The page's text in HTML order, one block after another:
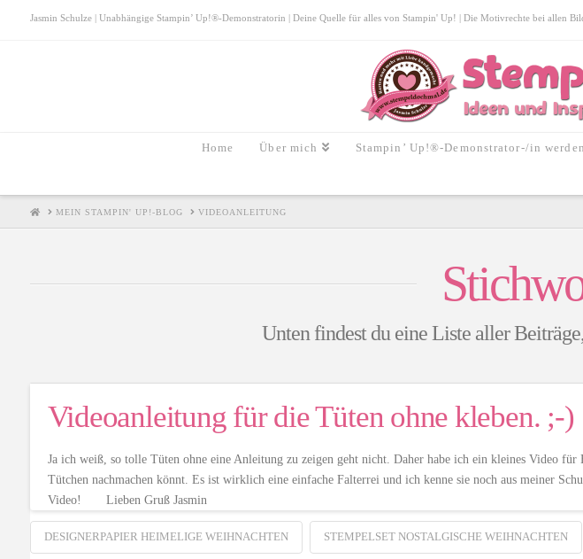
Jasmin Schulze | Unabhängige Stampin’ Up!®-Demonstratorin | Deine Quelle für alles von Stampin' Up! | Die Motivrechte bei allen
Home Über mich Stampin’ Up!®-Demonstrator-/in werden
HOMEMEIN STAMPIN' UP!-BLOG VIDEOANLEITUNG
Unten findest du eine Liste aller
Videoanleitung für die Tüten ohne kleben. ;-)
Ja ich weiß, so tolle Tüten ohne eine Anleitung zu zeigen geht nicht. Daher habe ich ein kleines Video für
Tütchen nachmachen könnt. Es ist wirklich eine einfache Falterrei und ich kenne sie noch aus meiner
Video! Lieben Gruß Jasmin
DESIGNERPAPIER HEIMELIGE WEIHNACHTEN STEMPELSET NOSTALGISCHE WEIHNACHTEN